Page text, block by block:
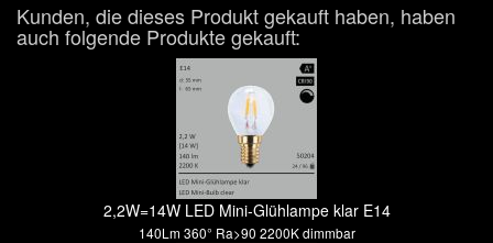
Kunden, die dieses Produkt gekauft haben, haben
auch folgende Produkte gekauft:
2,2W=14W LED Mini-Glühlampe klar E14
140Lm 360° Ra>90 2200K dimmbar